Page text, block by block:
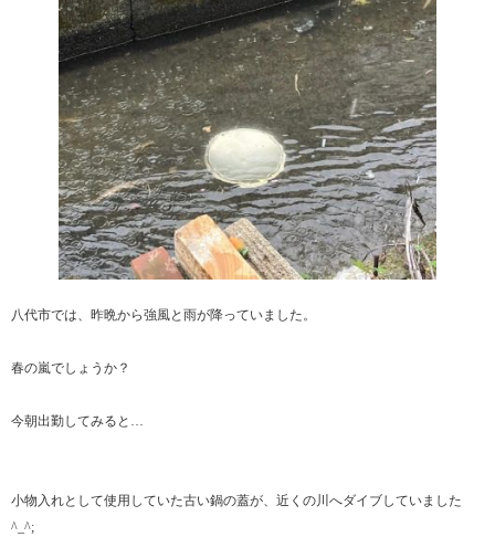
八代市では、昨晩から強風と雨が降っていました。
春の嵐でしょうか？
今朝出勤してみると…
小物入れとして使用していた古い鍋の蓋が、近くの川へダイブしていました
^_^;